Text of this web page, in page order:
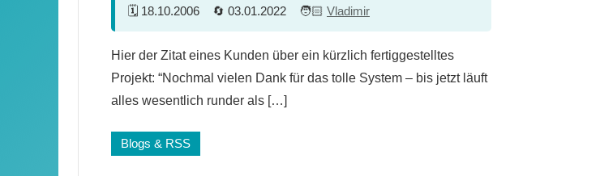
18.10.2006 03.01.2022 Vladimir
Kommentare
Hier der Zitat eines Kunden über ein kürzlich fertiggestelltes
Projekt: “Nochmal vielen Dank für das tolle System – bis jetzt läuft
alles wesentlich runder als […]
Blogs & RSS